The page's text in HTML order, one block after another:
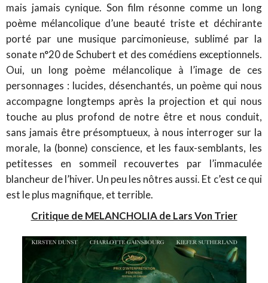
mais jamais cynique. Son film résonne comme un long
poème mélancolique d’une beauté triste et déchirante
porté par une musique parcimonieuse, sublimé par la
sonate n°20 de Schubert et des comédiens exceptionnels.
Oui, un long poème mélancolique à l’image de ces
personnages : lucides, désenchantés, un poème qui nous
accompagne longtemps après la projection et qui nous
touche au plus profond de notre être et nous conduit,
sans jamais être présomptueux, à nous interroger sur la
morale, la (bonne) conscience, et les faux-semblants, les
petitesses en sommeil recouvertes par l’immaculée
blancheur de l’hiver. Un peu les nôtres aussi. Et c’est ce qui
est le plus magnifique, et terrible.
Critique de MELANCHOLIA de Lars Von Trier